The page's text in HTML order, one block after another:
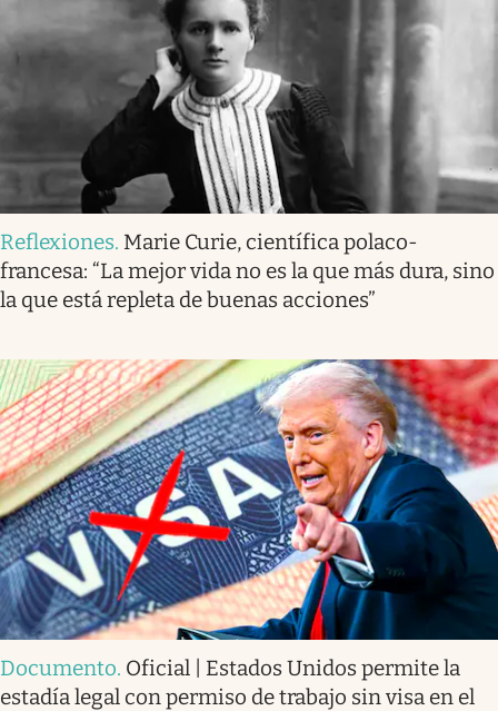
Reflexiones. Marie Curie, científica polaco-
francesa: “La mejor vida no es la que más dura, sino
la que está repleta de buenas acciones”
Documento. Oficial | Estados Unidos permite la
estadía legal con permiso de trabajo sin visa en el